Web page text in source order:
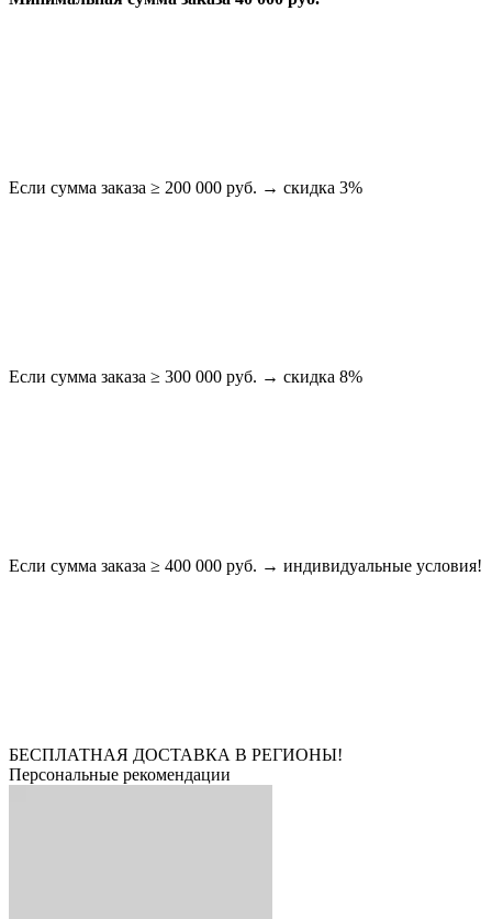
Если сумма заказа ≥ 200 000 руб. → скидка 3%
Если сумма заказа ≥ 300 000 руб. → скидка 8%
Если сумма заказа ≥ 400 000 руб. → индивидуальные условия!
БЕСПЛАТНАЯ ДОСТАВКА В РЕГИОНЫ!
Персональные рекомендации